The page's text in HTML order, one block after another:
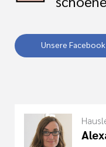
Unsere